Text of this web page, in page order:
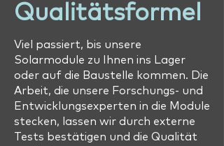
Qualitätsformel
Viel passiert, bis unsere
Solarmodule zu Ihnen ins Lager
oder auf die Baustelle kommen. Die
Arbeit, die unsere Forschungs- und
Entwicklungsexperten in die Module
stecken, lassen wir durch externe
Tests bestätigen und die Qualität